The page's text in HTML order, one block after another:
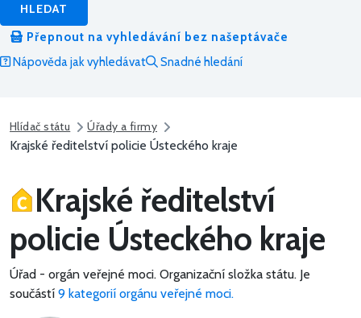
HLEDAT
Přepnout na vyhledávání bez našeptávače
Nápověda jak vyhledávat
Snadné hledání
Hlídač státu Úřady a firmy
Krajské ředitelství policie Ústeckého kraje
Krajské ředitelství
policie Ústeckého kraje
Úřad - orgán veřejné moci. Organizační složka státu. Je
součástí 9 kategorií orgánu veřejné moci.